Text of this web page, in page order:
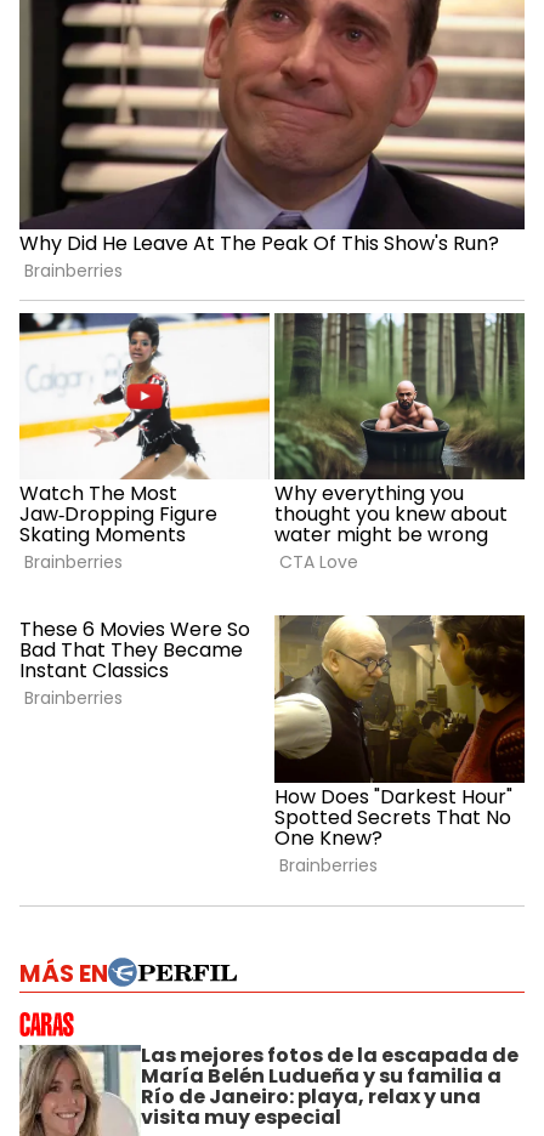
MÁS EN
Las mejores fotos de la escapada de
María Belén Ludueña y su familia a
Río de Janeiro: playa, relax y una
visita muy especial